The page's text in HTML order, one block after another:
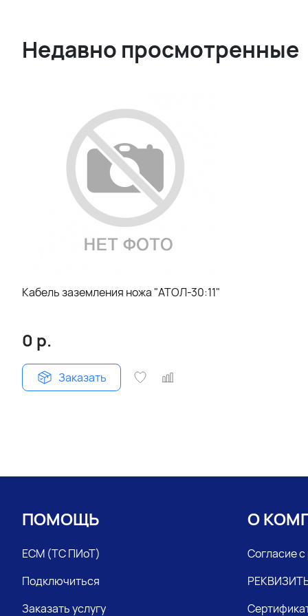
Недавно просмотренные
Кабель заземления ножа "АТОЛ-30:11"
0 р.
Заказать
ПОМОЩЬ
ЕСМ (ТС ПИоТ)
Подключиться
Заказать услугу
О
Согласие